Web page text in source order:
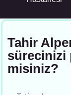
Tahir
sürecinizi
misiniz?